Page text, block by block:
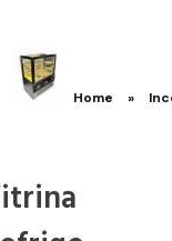
Home »